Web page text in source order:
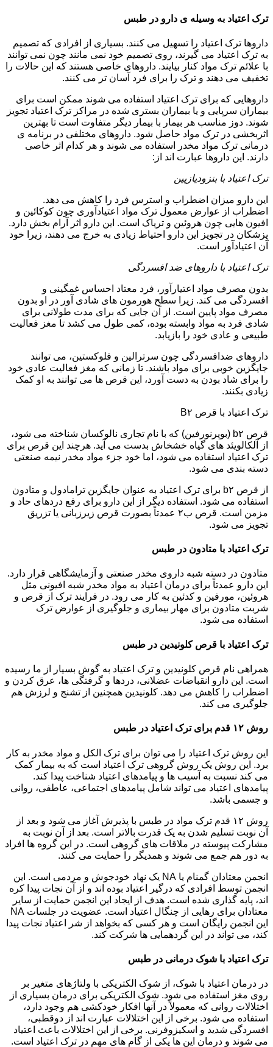
ترک اعتیاد به وسیله ی دارو در طبس
داروها ترک اعتیاد را تسهیل می کنند. بسیاری از افرادی که تصمیم
به ترک اعتیاد می گیرند، روی تصمیم خود نمی مانند چون نمی توانند
با علائم ترک مواد کنار بیایند. داروهای خاصی هستند که این حالات را
تخفیف می دهند و ترک را برای فرد آسان تر می کنند.
داروهایی که برای ترک اعتیاد استفاده می شوند ممکن است برای
بیماران سرپایی و یا بیماران بستری شده در مراکز ترک اعتیاد تجویز
شوند. دوز مناسب هر بیمار با بیمار دیگر متفاوت است تا بهترین
اثربخشی در ترک مواد حاصل شود. داروهای مختلفی در برنامه ی
درمانی ترک مواد مخدر استفاده می شوند و هر کدام اثر خاصی
دارند. این داروها عبارت اند از:
ترک اعتیاد با بنزودیازپین
این دارو میزان اضطراب و استرس فرد را کاهش می دهد.
اضطراب از عوارض معمول ترک مواد اعتیادآوری چون کوکائین و
افیون هایی چون هروئین و تریاک است. این دارو اثر آرام بخش دارد.
پزشکان در تجویز این دارو احتیاط زیادی به خرج می دهند، زیرا خود
آن اعتیادآور است.
ترک اعتیاد با داروهای ضد افسردگی
بدون مصرف مواد اعتیارآور، فرد معتاد احساس غمگینی و
افسردگی می کند. زیرا سطح هورمون های شادی آور در او بدون
مصرف مواد پایین است. از آن جایی که برای مدت طولانی برای
شادی فرد به مواد وابسته بوده، کمی طول می کشد تا مغز فعالیت
طبیعی و عادی خود را بازیابد.
داروهای ضدافسردگی چون سرترالین و فلوکستین، می توانند
جایگزین خوبی برای مواد باشند. تا زمانی که مغز فعالیت عادی خود
را برای شاد بودن به دست آورد، این قرص ها می توانند به او کمک
زیادی بکنند.
ترک اعتیاد با قرص B۲
قرص b۲ (بوپرنورفین) که با نام تجاری نالوکسان شناخته می شود،
از آلکالویئد های گیاه خشخاش بدست می آید. هرچند این قرص برای
ترک اعتیاد استفاده می شود، اما خود جزء مواد مخدر نیمه صنعتی
دسته بندی می شود.
از قرص b۲ برای ترک اعتیاد به عنوان جایگزین ترامادول و متادون
استفاده می شود. استفاده دیگر از این دارو برای رفع دردهای حاد و
مزمن است. قرص ب۲ عمدتاً بصورت قرص زیرزبانی یا تزریق
تجویز می شود.
ترک اعتیاد با متادون در طبس
متادون در دسته شبه داروی مخدر صنعتی و آزمایشگاهی قرار دارد.
این دارو عمدتاً برای درمان اعتیاد به مواد مخدر شبه افیونی مثل
هروئین، مورفین و کدئین به کار می رود. در فرایند ترک از قرص و
شربت متادون برای مهار بیماری و جلوگیری از عوارض ترک
استفاده می شود.
ترک اعتیاد با قرص کلونیدین در طبس
همراهی نام قرص کلونیدین و ترک اعتیاد به گوش بسیار از ما رسیده
است. این دارو انقباضات عضلانی، دردها و گرفتگی ها، عرق کردن و
اضطراب را کاهش می دهد. کلونیدین همچنین از تشنج و لرزش هم
جلوگیری می کند.
روش ۱۲ قدم برای ترک اعتیاد در طبس
این روش ترک اعتیاد را می توان برای ترک الکل و مواد مخدر به کار
برد. این روش یک روش گروهی ترک اعتیاد است که به بیمار کمک
می کند نسبت به آسیب ها و پیامدهای اعتیاد شناخت پیدا کند.
پیامدهای اعتیاد می تواند شامل پیامدهای اجتماعی، عاطفی، روانی
و جسمی باشد.
روش ۱۲ قدم ترک مواد در طبس با پذیرش آغاز می شود و بعد از
آن نوبت تسلیم شدن به یک قدرت بالاتر است. بعد از آن نوبت به
مشارکت پیوسته در ملاقات های گروهی است. در این گروه ها افراد
به دور هم جمع می شوند و همدیگر را حمایت می کنند.
انجمن معتادان گمنام یا NA یک نهاد خودجوش و مردمی است. این
انجمن توسط افرادی که درگیر اعتیاد بوده اند و از آن نجات پیدا کره
اند، پایه گذاری شده است. هدف از ایجاد این انجمن حمایت از سایر
معتادان برای رهایی از چنگال اعتیاد است. عضویت در جلسات NA
این انجمن رایگان است و هر کسی که بخواهد از شر اعتیاد نجات پیدا
کند، می تواند در این گردهمایی ها شرکت کند.
ترک اعتیاد با شوک درمانی در طبس
در درمان اعتیاد با شوک، از شوک الکتریکی با ولتاژهای متغیر بر
روی مغز استفاده می شود. شوک الکتریکی برای درمان بسیاری از
اختلالات روانی که معمولاً در آنها افکار خودکشی هم وجود دارد،
استفاده می شود. برخی از این اختلالات عبارت اند از دوقطبی،
افسردگی شدید و اسکیزوفرنی. برخی از این اختلالات باعث اعتیاد
می شوند و درمان این ها یکی از گام های مهم در ترک اعتیاد است.